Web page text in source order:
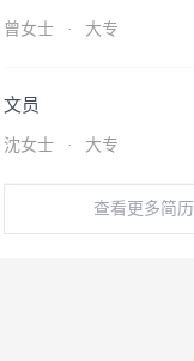
曾女士 · 大专
文员
沈女士 · 大专
查看更多简历